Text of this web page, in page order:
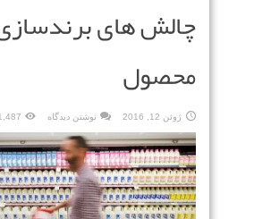
چالش های
محصول
ژوئن 12, 2016 نوشتن دیدگاه 1,487